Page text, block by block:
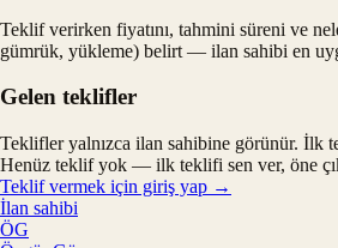
Teklif verirken fiyatını, tahmini süreni ve
gümrük, yükleme) belirt — ilan sahibi en
Gelen teklifler
Teklifler yalnızca ilan sahibine görünür. İlk
Henüz teklif yok — ilk teklifi sen ver, öne
Teklif vermek için giriş yap →
İlan sahibi
ÖG